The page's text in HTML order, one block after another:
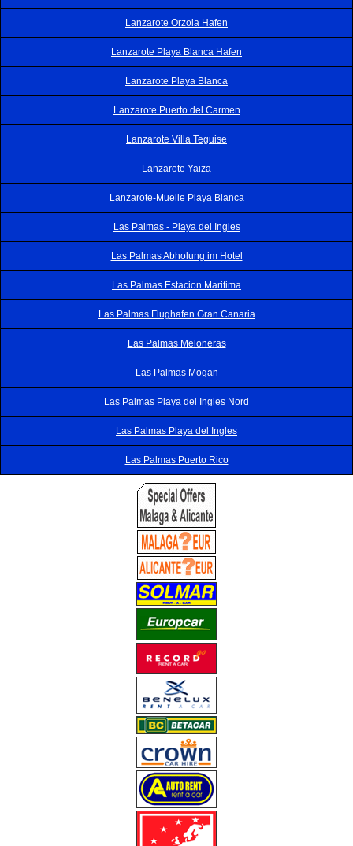
Lanzarote Orzola Hafen
Lanzarote Playa Blanca Hafen
Lanzarote Playa Blanca
Lanzarote Puerto del Carmen
Lanzarote Villa Teguise
Lanzarote Yaiza
Lanzarote-Muelle Playa Blanca
Las Palmas - Playa del Ingles
Las Palmas Abholung im Hotel
Las Palmas Estacion Maritima
Las Palmas Flughafen Gran Canaria
Las Palmas Meloneras
Las Palmas Mogan
Las Palmas Playa del Ingles Nord
Las Palmas Playa del Ingles
Las Palmas Puerto Rico